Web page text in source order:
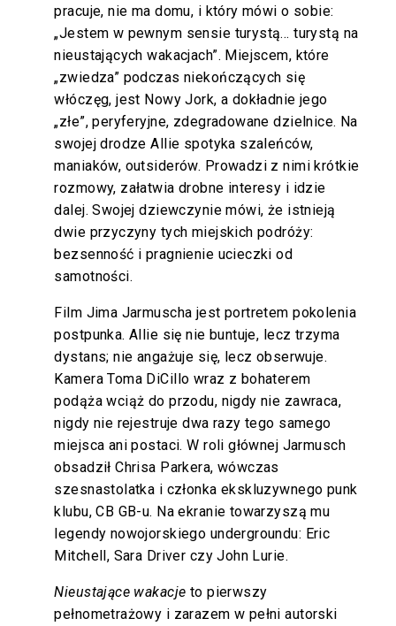
pracuje, nie ma domu, i który mówi o sobie:
„Jestem w pewnym sensie turystą... turystą na
nieustających wakacjach”. Miejscem, które
„zwiedza” podczas niekończących się
włóczęg, jest Nowy Jork, a dokładnie jego
„złe”, peryferyjne, zdegradowane dzielnice. Na
swojej drodze Allie spotyka szaleńców,
maniaków, outsiderów. Prowadzi z nimi krótkie
rozmowy, załatwia drobne interesy i idzie
dalej. Swojej dziewczynie mówi, że istnieją
dwie przyczyny tych miejskich podróży:
bezsenność i pragnienie ucieczki od
samotności.
Film Jima Jarmuscha jest portretem pokolenia
postpunka. Allie się nie buntuje, lecz trzyma
dystans; nie angażuje się, lecz obserwuje.
Kamera Toma DiCillo wraz z bohaterem
podąża wciąż do przodu, nigdy nie zawraca,
nigdy nie rejestruje dwa razy tego samego
miejsca ani postaci. W roli głównej Jarmusch
obsadził Chrisa Parkera, wówczas
szesnastolatka i członka ekskluzywnego punk
klubu, CB GB-u. Na ekranie towarzyszą mu
legendy nowojorskiego undergroundu: Eric
Mitchell, Sara Driver czy John Lurie.
Nieustające wakacje to pierwszy
pełnometrażowy i zarazem w pełni autorski